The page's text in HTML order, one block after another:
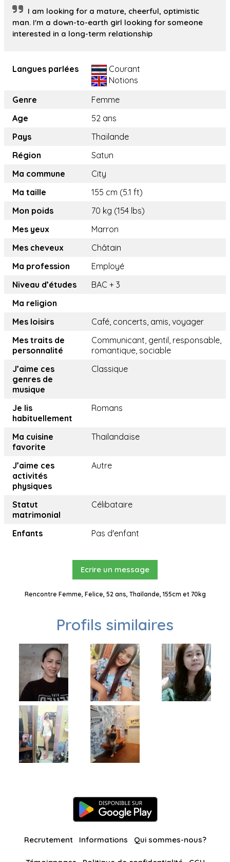
I am looking for a mature, cheerful, optimistic
man. I'm a down-to-earth girl looking for someone
interested in a long-term relationship
Langues parlées
Courant
Notions
Genre
Femme
Age
52 ans
Pays
Thaïlande
Région
Satun
Ma commune
City
Ma taille
155 cm (5.1 ft)
Mon poids
70 kg (154 lbs)
Mes yeux
Marron
Mes cheveux
Châtain
Ma profession
Employé
Niveau d’études
BAC + 3
Ma religion
Mes loisirs
Café, concerts, amis, voyager
Mes traits de
personnalité
Communicant, gentil, responsable,
romantique, sociable
J’aime ces
genres de
musique
Classique
Je lis
habituellement
Romans
Ma cuisine
favorite
Thailandaïse
J’aime ces
activités
physiques
Autre
Statut
matrimonial
Célibataire
Enfants Pas d'enfant
Ecrire un message
Rencontre Femme, Felice, 52 ans, Thaïlande, 155cm et 70kg
Profils similaires
Recrutement Informations Qui sommes-nous?